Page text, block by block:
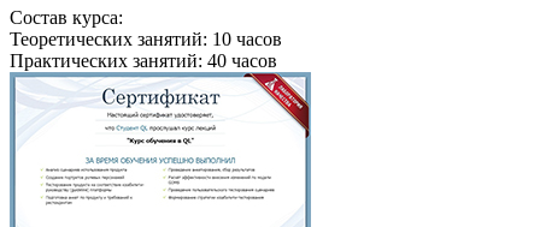
Состав курса:
Теоретических занятий: 10 часов
Практических занятий: 40 часов